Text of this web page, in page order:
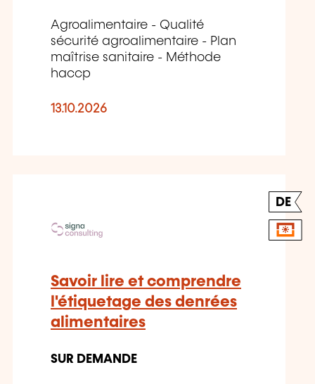
Agroalimentaire - Qualité
sécurité agroalimentaire - Plan
maîtrise sanitaire - Méthode
haccp
13.10.2026
DE
Savoir lire et comprendre
l'étiquetage des denrées
alimentaires
SUR DEMANDE